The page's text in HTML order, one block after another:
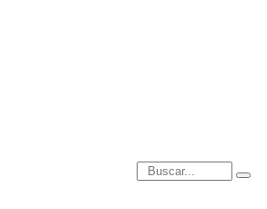
Introduce términos de